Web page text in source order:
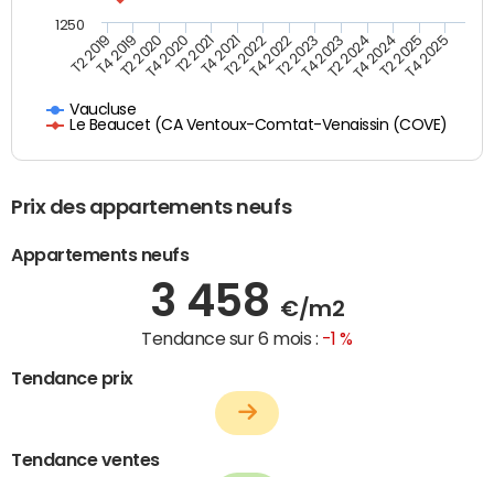
Vaucluse
Le Beaucet (CA Ventoux-Comtat-Venaissin (COVE)
T2 2019T4 2019T2 2020T4 2020T2 2021T4 2021T2 2022T4 2022T2 2023T4 2023T2 2024T4 2024T2 2025T4 2025
1250
Prix des appartements neufs
Appartements neufs
3 458 €/m2
Tendance sur 6 mois : -1 %
Tendance prix
Tendance ventes